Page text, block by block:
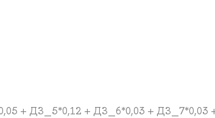
+ ДЗ_5*0,12 + ДЗ_6*0,03 + ДЗ_7*0,03